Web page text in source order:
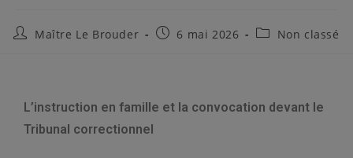
Maître Le Brouder 6 mai 2026 Non classé
L’instruction en famille et la convocation devant le
Tribunal correctionnel